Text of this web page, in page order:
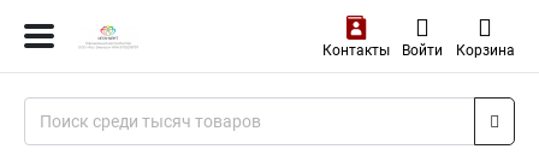
Контакты Войти Корзина